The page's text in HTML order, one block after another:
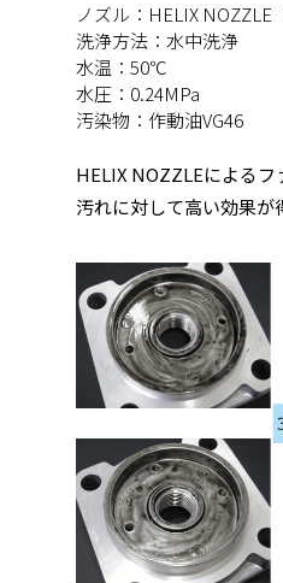
ノズル： HELIX NOZZLE
洗浄方法： 水中洗浄
水温： 50℃
水圧： 0.24MPa
汚染物： 作動油VG46
HELIX NOZZLEによる
汚れに対して高い効果が